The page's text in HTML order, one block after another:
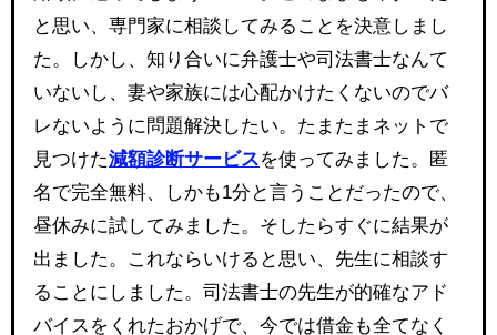
と思い、専門家に相談してみることを決意しまし
た。しかし、知り合いに弁護士や司法書士なんて
いないし、妻や家族には心配かけたくないのでバ
レないように問題解決したい。たまたまネットで
見つけた減額診断サービス を使ってみました。匿
名で完全無料、しかも1分と言うことだったので、
昼休みに試してみました。そしたらすぐに結果が
出ました。これならいけると思い、先生に相談す
ることにしました。司法書士の先生が的確なアド
バイスをくれたおかげで、今では借金も全てなく